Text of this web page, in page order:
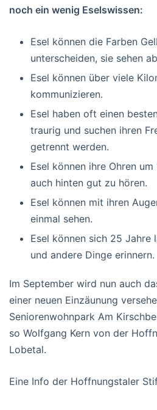
noch ein wenig Eselswissen:
Esel können die Farben
unterscheiden, sie sehen
Esel können über viele
kommunizieren.
Esel haben oft einen
traurig und suchen ihren
getrennt werden.
Esel können ihre Ohren
auch hinten gut zu hören.
Esel können mit ihren
einmal sehen.
Esel können sich 25 Jahre
und andere Dinge erinnern.
Im September wird nun auch
einer neuen Einzäunung
Seniorenwohnpark Am
so Wolfgang Kern von der
Lobetal.
Eine Info der Hoffnungstaler